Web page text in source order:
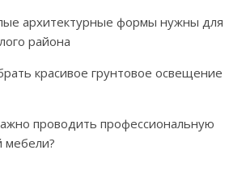
архитектурные формы нужны для
района
красивое грунтовое освещение
проводить профессиональную
мебели?